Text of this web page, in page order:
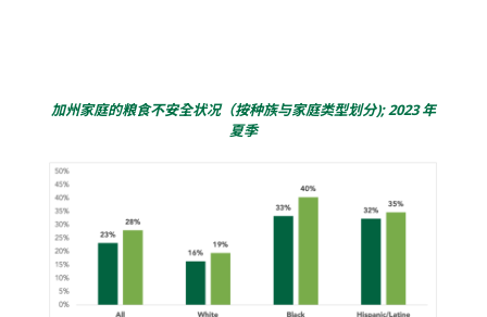
加州家庭的粮食不安全状况（按种族与家庭类型划分); 2023 年
夏季